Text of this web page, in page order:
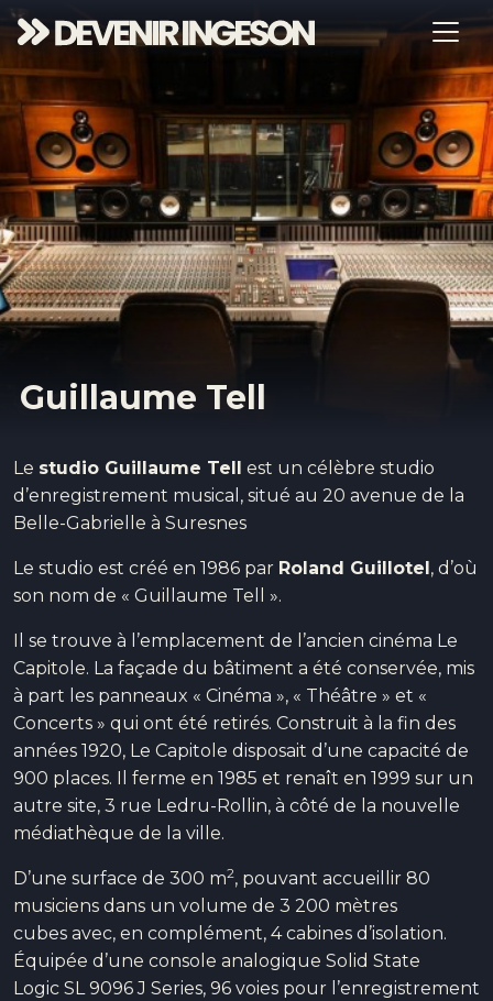
Guillaume Tell
Le studio Guillaume Tell
est un célèbre studio
d’enregistrement musical, situé au 20 avenue de la
Belle-Gabrielle à Suresnes
Le studio est créé en 1986 par Roland Guillotel , d’où
son nom de « Guillaume Tell ».
Il se trouve à l’emplacement de l’ancien cinéma Le
Capitole. La façade du bâtiment a été conservée, mis
à part les panneaux « Cinéma », « Théâtre » et «
Concerts » qui ont été retirés. Construit à la fin des
années 1920, Le Capitole disposait d’une capacité de
900 places. Il ferme en 1985 et renaît en 1999 sur un
autre site, 3 rue Ledru-Rollin, à côté de la nouvelle
médiathèque de la ville.
D’une surface de 300 m2, pouvant accueillir 80
musiciens dans un volume de 3 200 mètres
cubes avec, en complément, 4 cabines d’isolation.
Équipée d’une console analogique Solid State
Logic SL 9096 J Series, 96 voies pour l’enregistrement